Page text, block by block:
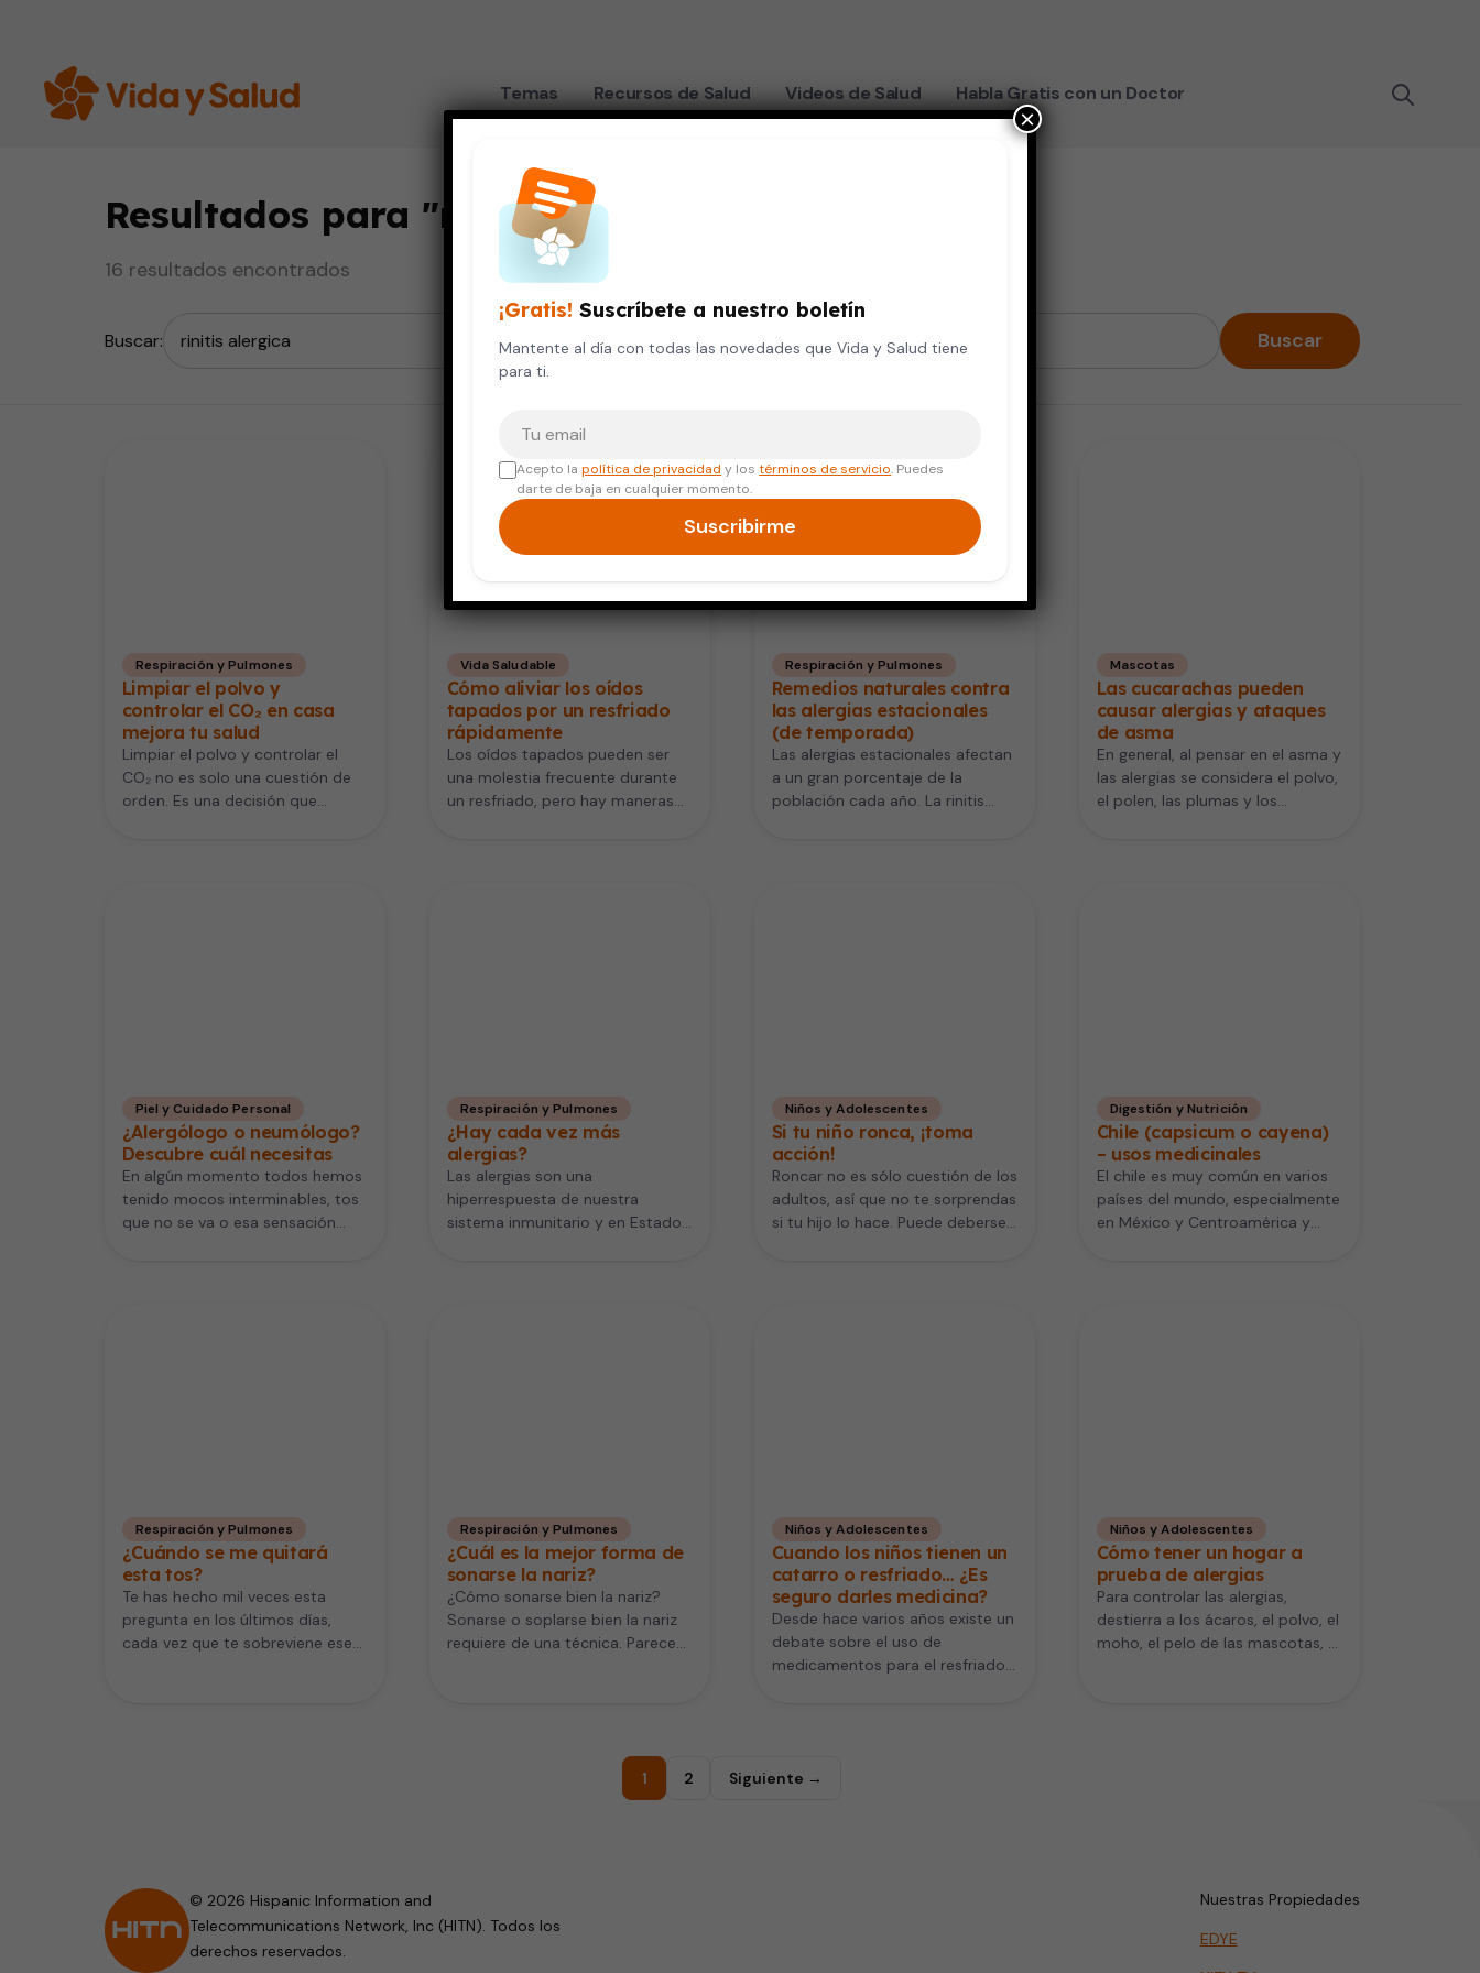
Temas Recursos de Salud Videos de Salud Habla Gratis con un Doctor
Resultados para "rinitis alergica
16 resultados encontrados
Buscar: Buscar
Respiración y Pulmones
Limpiar el polvo y
controlar el CO₂ en casa
mejora tu salud
Limpiar el polvo y controlar el
CO₂ no es solo una cuestión de
orden. Es una decisión que
Vida Saludable
Cómo aliviar los oídos
tapados por un resfriado
rápidamente
Los oídos tapados pueden ser
una molestia frecuente durante
un resfriado, pero hay maneras
Respiración y Pulmones
Remedios naturales contra
las alergias estacionales
(de temporada)
Las alergias estacionales afectan
a un gran porcentaje de la
población cada año. La rinitis
Mascotas
Las cucarachas pueden
causar alergias y ataques
de asma
En general, al pensar en el asma y
las alergias se considera el polvo,
el polen, las plumas y los…
Piel y Cuidado Personal
¿Alergólogo o neumólogo?
Descubre cuál necesitas
En algún momento todos hemos
tenido mocos interminables, tos
que no se va o esa sensación
Respiración y Pulmones
¿Hay cada vez más
alergias?
Las alergias son una
hiperrespuesta de nuestra
sistema inmunitario y en Estados
Niños y Adolescentes
Si tu niño ronca, ¡toma
acción!
Roncar no es sólo cuestión de los
adultos, así que no te sorprendas
si tu hijo lo hace. Puede deberse…
Digestión y Nutrición
Chile (capsicum o cayena)
– usos medicinales
El chile es muy común en varios
países del mundo, especialmente
en México y Centroamérica y
Respiración y Pulmones
¿Cuándo se me quitará
esta tos?
Te has hecho mil veces esta
pregunta en los últimos días,
cada vez que te sobreviene ese
Respiración y Pulmones
¿Cuál es la mejor forma de
sonarse la nariz?
¿Cómo sonarse bien la nariz?
Sonarse o soplarse bien la nariz
requiere de una técnica. Parece
Niños y Adolescentes
Cuando los niños tienen un
catarro o resfriado… ¿Es
seguro darles medicina?
Desde hace varios años existe un
debate sobre el uso de
medicamentos para el resfriado
Niños y Adolescentes
Cómo tener un hogar a
prueba de alergias
Para controlar las alergias,
destierra a los ácaros, el polvo, el
moho, el pelo de las mascotas, el
1 2 Siguiente →
© 2026 Hispanic Information and
Telecommunications Network, Inc (HITN). Todos los
derechos reservados.
Nuestras Propiedades
EDYE
¡Gratis! Suscríbete a nuestro boletín
Mantente al día con todas las novedades que Vida y Salud tiene
para ti.
Acepto lapolítica de privacidad y lostérminos de servicio. Puedes
darte de baja en cualquier momento.
Suscribirme
×